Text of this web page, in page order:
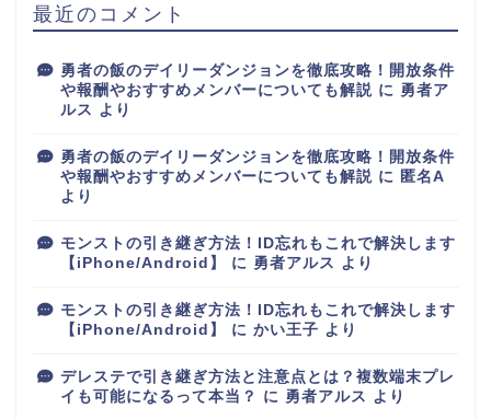
最近のコメント
勇者の飯のデイリーダンジョンを徹底攻略！開放条件
や報酬やおすすめメンバーについても解説 に 勇者ア
ルス より
勇者の飯のデイリーダンジョンを徹底攻略！開放条件
や報酬やおすすめメンバーについても解説 に 匿名A
より
モンストの引き継ぎ方法！ID忘れもこれで解決します
【iPhone/Android】
に 勇者アルス より
モンストの引き継ぎ方法！ID忘れもこれで解決します
【iPhone/Android】
に かい王子 より
デレステで引き継ぎ方法と注意点とは？複数端末プレ
イも可能になるって本当？
に 勇者アルス より